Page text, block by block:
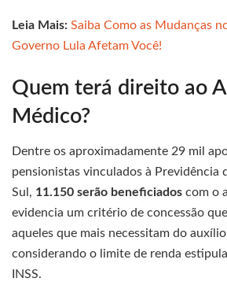
Leia Mais: Saiba Como as Mudanças
Governo Lula Afetam Você!
Quem terá direito ao
Médico?
Dentre os aproximadamente 29 mil
pensionistas vinculados à Previdência
Sul, 11.150 serão beneficiados com o
evidencia um critério de concessão
aqueles que mais necessitam do
considerando o limite de renda
INSS.